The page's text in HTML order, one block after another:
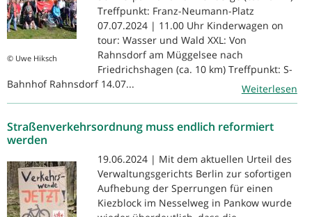
© Uwe Hiksch
Treffpunkt: Franz-Neumann-Platz
07.07.2024 | 11.00 Uhr Kinderwagen on
tour: Wasser und Wald XXL: Von
Rahnsdorf am Müggelsee nach
Friedrichshagen (ca. 10 km) Treffpunkt: S-
Bahnhof Rahnsdorf 14.07...
Weiterlesen
Straßenverkehrsordnung muss endlich reformiert
werden
19.06.2024 | Mit dem aktuellen Urteil des
Verwaltungsgerichts Berlin zur sofortigen
Aufhebung der Sperrungen für einen
Kiezblock im Nesselweg in Pankow wurde